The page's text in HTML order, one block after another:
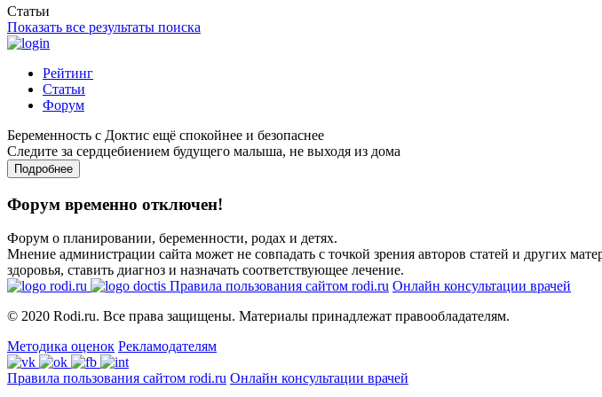
Статьи
Показать все результаты поиска
Рейтинг
Статьи
Форум
Беременность с Доктис ещё спокойнее и безопаснее
Следите за сердцебиением будущего малыша, не выходя из дома
Подробнее
Форум временно отключен!
Форум о планировании, беременности, родах и детях.
Мнение администрации сайта может не совпадать с точкой зрения авторов статей и других
здоровья, ставить диагноз и назначать соответствующее лечение.
Правила пользования сайтом rodi.ru Онлайн консультации врачей
© 2020 Rodi.ru. Все права защищены. Материалы принадлежат правообладателям.
Методика оценок Рекламодателям
Правила пользования сайтом rodi.ru Онлайн консультации врачей